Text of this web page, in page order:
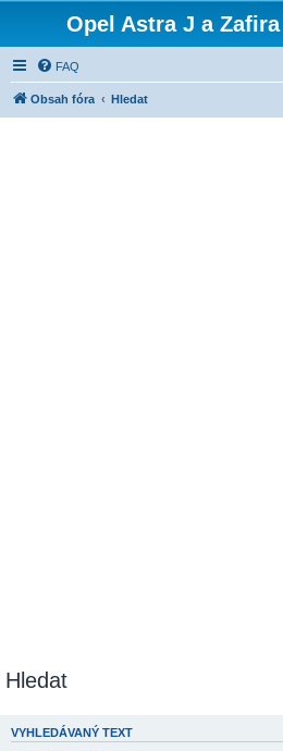
Opel Astra J a
FAQ
Obsah fóra Hledat
Hledat
VYHLEDÁVANÝ TEXT